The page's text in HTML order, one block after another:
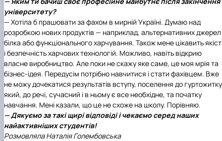
університету?
— Хотіла б працювати за фахом в мирній Україні. Думаю над
розробкою нових продуктів — наприклад, альтернативних джерел
білка або функціонального харчування. Також мене цікавить
і безпечність харчових технологій. Можливо, навіть відкрию
власне виробництво. Але поки не скажу яке саме, це моя мрія та
бізнес-ідея. Передусім потрібно навчитися і стати фахівцем. Вже
не можу дочекатися результатів вступу, поселення до
який, до речі, сучасний і в ньому є все необхідне, та початку
навчання. Мені казали, що це не схоже на школу. Порівняю.
— Дякуємо за такі щирі відповіді і чекаємо серед наших
найактивніших студентів!
Розмовляла Наталія Голембовська